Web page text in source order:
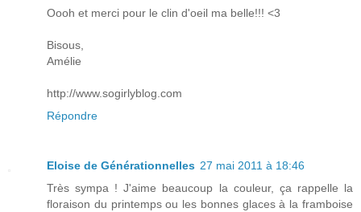
Oooh et merci pour le clin d'oeil ma belle!!! <3
Bisous,
Amélie
http://www.sogirlyblog.com
Répondre
Eloise de Générationnelles 27 mai 2011 à 18:46
Très sympa ! J'aime beaucoup la couleur, ça rappelle la
floraison du printemps ou les bonnes glaces à la framboise